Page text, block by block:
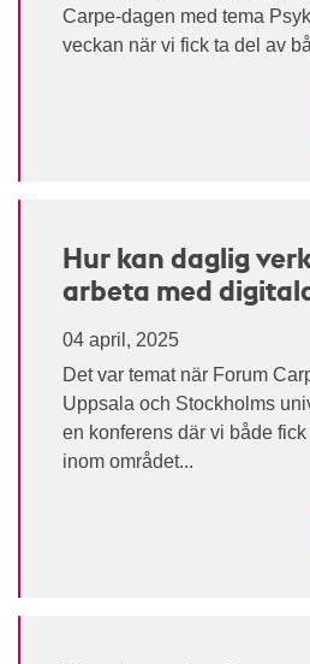
Carpe-dagen med tema
veckan när vi fick ta del av
Hur kan daglig
arbeta med
04 april, 2025
Det var temat när Forum
Uppsala och Stockholms
en konferens där vi både
inom området...